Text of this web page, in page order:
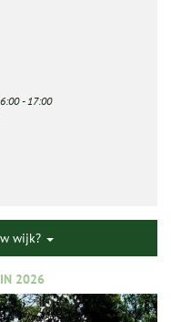
-17:00
wijk?
IN 2026